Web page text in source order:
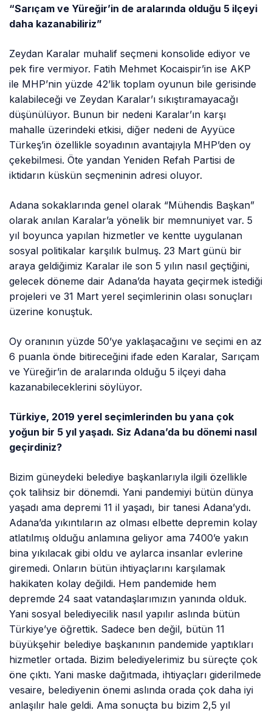
“Sarıçam ve Yüreğir’in de aralarında olduğu 5 ilçeyi
daha kazanabiliriz”
Zeydan Karalar muhalif seçmeni konsolide ediyor ve
pek fire vermiyor. Fatih Mehmet Kocaispir’in ise AKP
ile MHP’nin yüzde 42’lik toplam oyunun bile gerisinde
kalabileceği ve Zeydan Karalar’ı sıkıştıramayacağı
düşünülüyor. Bunun bir nedeni Karalar’ın karşı
mahalle üzerindeki etkisi, diğer nedeni de Ayyüce
Türkeş’in özellikle soyadının avantajıyla MHP’den oy
çekebilmesi. Öte yandan Yeniden Refah Partisi de
iktidarın küskün seçmeninin adresi oluyor.
Adana sokaklarında genel olarak “Mühendis Başkan”
olarak anılan Karalar’a yönelik bir memnuniyet var. 5
yıl boyunca yapılan hizmetler ve kentte uygulanan
sosyal politikalar karşılık bulmuş. 23 Mart günü bir
araya geldiğimiz Karalar ile son 5 yılın nasıl geçtiğini,
gelecek döneme dair Adana’da hayata geçirmek istediği
projeleri ve 31 Mart yerel seçimlerinin olası sonuçları
üzerine konuştuk.
Oy oranının yüzde 50’ye yaklaşacağını ve seçimi en az
6 puanla önde bitireceğini ifade eden Karalar, Sarıçam
ve Yüreğir’in de aralarında olduğu 5 ilçeyi daha
kazanabileceklerini söylüyor.
Türkiye, 2019 yerel seçimlerinden bu yana çok
yoğun bir 5 yıl yaşadı. Siz Adana’da bu dönemi nasıl
geçirdiniz?
Bizim güneydeki belediye başkanlarıyla ilgili özellikle
çok talihsiz bir dönemdi. Yani pandemiyi bütün dünya
yaşadı ama depremi 11 il yaşadı, bir tanesi Adana’ydı.
Adana’da yıkıntıların az olması elbette depremin kolay
atlatılmış olduğu anlamına geliyor ama 7400’e yakın
bina yıkılacak gibi oldu ve aylarca insanlar evlerine
giremedi. Onların bütün ihtiyaçlarını karşılamak
hakikaten kolay değildi. Hem pandemide hem
depremde 24 saat vatandaşlarımızın yanında olduk.
Yani sosyal belediyecilik nasıl yapılır aslında bütün
Türkiye’ye öğrettik. Sadece ben değil, bütün 11
büyükşehir belediye başkanının pandemide yaptıkları
hizmetler ortada. Bizim belediyelerimiz bu süreçte çok
öne çıktı. Yani maske dağıtmada, ihtiyaçları giderilmede
vesaire, belediyenin önemi aslında orada çok daha iyi
anlaşılır hale geldi. Ama sonuçta bu bizim 2,5 yıl